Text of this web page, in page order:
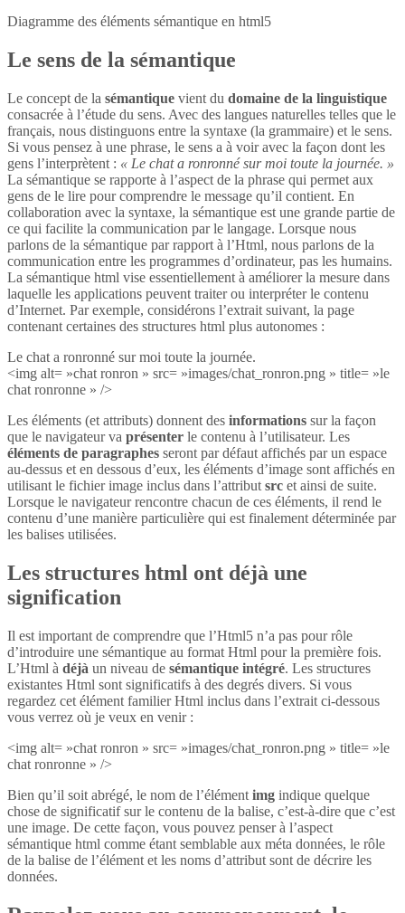
Diagramme des éléments sémantique en html5
Le sens de la sémantique
Le concept de la sémantique vient du domaine de la linguistique
consacrée à l’étude du sens. Avec des langues naturelles telles que le
français, nous distinguons entre la syntaxe (la grammaire) et le sens.
Si vous pensez à une phrase, le sens a à voir avec la façon dont les
gens l’interprètent : « Le chat a ronronné sur moi toute la journée. »
La sémantique se rapporte à l’aspect de la phrase qui permet aux
gens de le lire pour comprendre le message qu’il contient. En
collaboration avec la syntaxe, la sémantique est une grande partie de
ce qui facilite la communication par le langage. Lorsque nous
parlons de la sémantique par rapport à l’Html, nous parlons de la
communication entre les programmes d’ordinateur, pas les humains.
La sémantique html vise essentiellement à améliorer la mesure dans
laquelle les applications peuvent traiter ou interpréter le contenu
d’Internet. Par exemple, considérons l’extrait suivant, la page
contenant certaines des structures html plus autonomes :
Le chat a ronronné sur moi toute la journée.
<img alt= »chat ronron » src= »images/chat_ronron.png » title= »le
chat ronronne » />
Les éléments (et attributs) donnent des informations sur la façon
que le navigateur va présenter le contenu à l’utilisateur. Les
éléments de paragraphes seront par défaut affichés par un espace
au-dessus et en dessous d’eux, les éléments d’image sont affichés en
utilisant le fichier image inclus dans l’attribut src et ainsi de suite.
Lorsque le navigateur rencontre chacun de ces éléments, il rend le
contenu d’une manière particulière qui est finalement déterminée par
les balises utilisées.
Les structures html ont déjà une
signification
Il est important de comprendre que l’Html5 n’a pas pour rôle
d’introduire une sémantique au format Html pour la première fois.
L’Html à déjà un niveau de sémantique intégré. Les structures
existantes Html sont significatifs à des degrés divers. Si vous
regardez cet élément familier Html inclus dans l’extrait ci-dessous
vous verrez où je veux en venir :
<img alt= »chat ronron » src= »images/chat_ronron.png » title= »le
chat ronronne » />
Bien qu’il soit abrégé, le nom de l’élément img indique quelque
chose de significatif sur le contenu de la balise, c’est-à-dire que c’est
une image. De cette façon, vous pouvez penser à l’aspect
sémantique html comme étant semblable aux méta données, le rôle
de la balise de l’élément et les noms d’attribut sont de décrire les
données.